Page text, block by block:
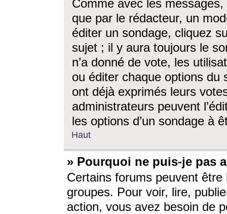
Comme avec les
que par le rédacteur, un
éditer un sondage, cliquez
sujet ; il y aura toujours le
n’a donné de vote, les
ou éditer chaque options du
ont déjà exprimés leurs
administrateurs peuvent
les options d’un sondage à
Haut
» Pourquoi ne puis-je pas
Certains forums peuvent être
groupes. Pour voir, lire,
action, vous avez besoin de